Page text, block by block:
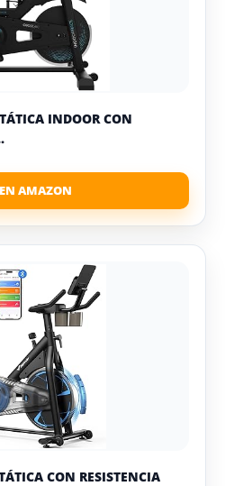
INDOOR CON
CON RESISTENCIA